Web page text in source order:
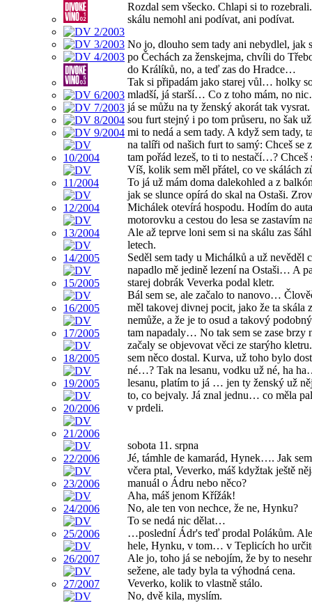
Rozdal sem všecko. Chlapi si to rozebrali.
skálu nemohl ani podívat, ani podívat.
No jo, dlouho sem tady ani nebydlel, jak
po Čechách za ženskejma, chvíli do
do Králíků, no, a teď zas do Hradce…
Tak si připadám jako starej vůl… holky
mladší, já starší… Co z toho mám, no
já se můžu na ty ženský akorát tak
sou furt stejný i po tom průseru, no šak
mi to nedá a sem tady. A když sem tady,
na talíři od našich furt to samý: Chceš se
tam pořád lezeš, to ti to nestačí…? Chceš
Víš, kolik sem měl přátel, co ve skálách
To já už mám doma dalekohled a z
jak se slunce opírá do skal na Ostaši.
Michálek otevírá hospodu. Hodím do auta
motorovku a cestou do lesa se zastavím
Ale až teprve loni sem si na skálu zas
letech.
Seděl sem tady u Michálků a už nevěděl
napadlo mě jedině lezení na Ostaši… A
starej dobrák Veverka podal kletr.
Bál sem se, ale začalo to nanovo…
měl takovej divnej pocit, jako že ta skála
nemůže, a že je to osud a takový
tam napadaly… No tak sem se zase brzy
začaly se objevovat věci ze starýho
sem něco dostal. Kurva, už toho bylo
né…? Tak na lesanu, vodku už né, ha
lesanu, platím to já … jen ty ženský už
to, co bejvaly. Já znal jednu… co měla
v prdeli.
sobota 11. srpna
Jé, támhle de kamarád, Hynek…. Jak
včera ptal, Veverko, máš kdyžtak ještě
manuál o Ádru nebo něco?
Aha, máš jenom Křížák!
No, ale ten von nechce, že ne, Hynku?
To se nedá nic dělat…
…poslední Ádr's teď prodal Polákům.
hele, Hynku, v tom… v Teplicích ho
Ale jo, toho já se nebojím, že by to
sežene, ale tady byla ta výhodná cena.
Veverko, kolik to vlastně stálo.
No, dvě kila, myslím.